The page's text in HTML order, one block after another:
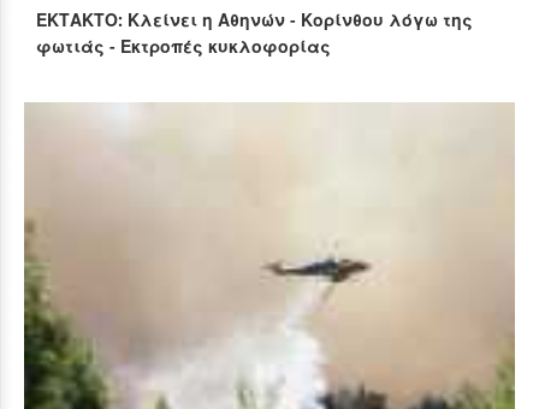
ΕΚΤΑΚΤΟ: Κλείνει η Αθηνών - Κορίνθου λόγω της
φωτιάς - Εκτροπές κυκλοφορίας